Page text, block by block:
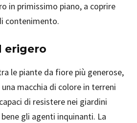
in primissimo piano, a coprire
contenimento.
erigero
le piante da fiore più generose,
macchia di colore in terreni
di resistere nei giardini
gli agenti inquinanti. La